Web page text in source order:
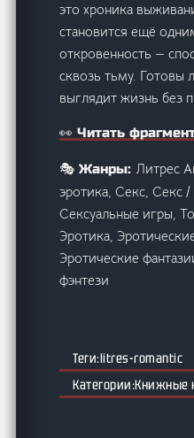
это хроника
становится ещё
откровенность —
сквозь тьму. Готовы
выглядит жизнь без
👀 Читать
🎭 Жанры:Литрес
эротика, Секс, Секс /
Сексуальные игры,
Эротика,
Эротические
фэнтези
litres-romantic
Книжные